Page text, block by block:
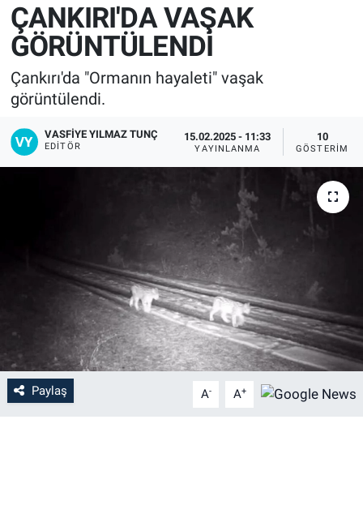
ÇANKIRI'DA VAŞAK
GÖRÜNTÜLENDİ
Çankırı'da "Ormanın hayaleti" vaşak
görüntülendi.
VASFIYE YILMAZ TUNÇ
EDITÖR
15.02.2025 - 11:33
YAYINLANMA
10
GÖSTERIM
Paylaş A- A+